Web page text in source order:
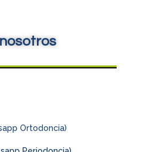
Ortodoncia)